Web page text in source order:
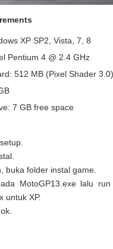
XP SP2, Vista, 7, 8
Pentium 4 @ 2.4 GHz
512 MB (Pixel Shader 3.0)
7 GB free space
buka folder instal game.
MotoGP13.exe lalu
untuk XP.